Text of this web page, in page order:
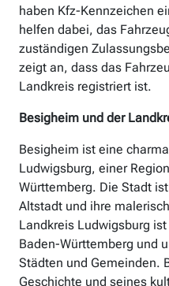
haben Kfz-Kennzeichen
helfen dabei, das
zuständigen
zeigt an, dass das
Landkreis registriert ist.
Besigheim und der
Besigheim ist eine
Ludwigsburg, einer
Württemberg. Die Stadt
Altstadt und ihre
Landkreis Ludwigsburg
Baden-Württemberg und
Städten und Gemeinden.
Geschichte und seines